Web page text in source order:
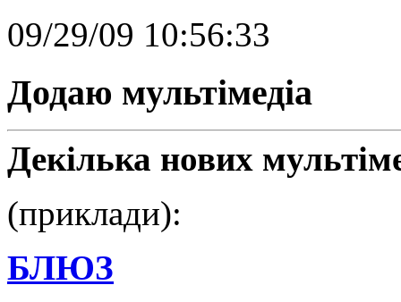
09/29/09 10:56:33
Додаю мультімедіа
Декілька нових
(приклади):
БЛЮЗ